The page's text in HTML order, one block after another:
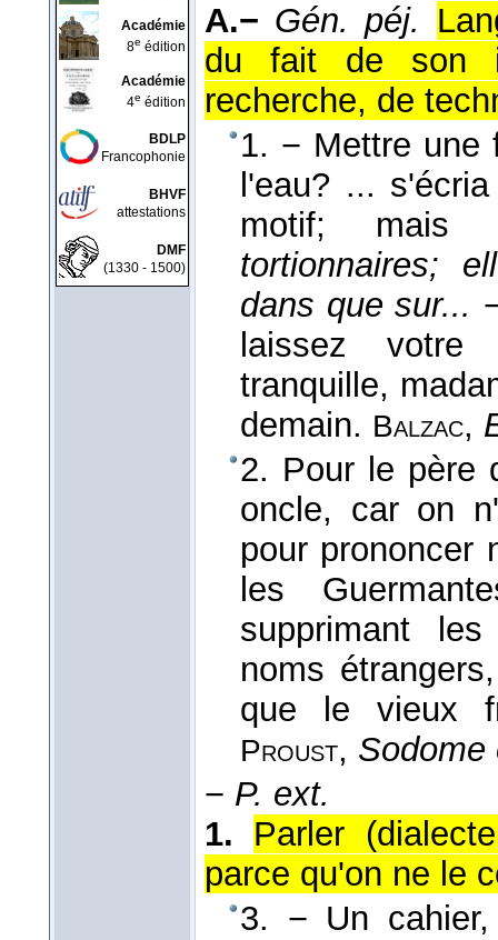
Académie
8e édition
Académie
4e édition
BDLP
Francophonie
BHVF
attestations
DMF
(1330 - 1500)
A.− Gén. péj.
du fait de son
recherche, de
1. − Mettre une
l'eau? ...
motif; mais
tortionnaires;
dans que sur...
laissez
tranquille,
demain. Balzac,
2. Pour le père
oncle, car on
pour prononcer
les
supprimant
noms
que le vieux
Proust, Sodome
− P. ext.
1.
Parler
parce qu'on ne le
3. − Un